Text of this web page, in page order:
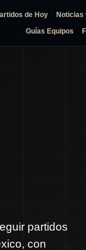
de Hoy Noticias
Guías Equipos
partidos
con